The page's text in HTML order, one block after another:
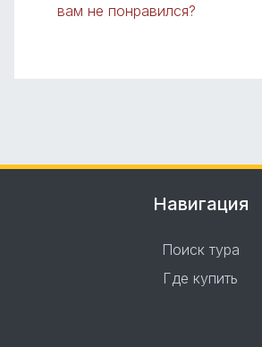
вам не понравился?
Навигация
Поиск тура
Где купить